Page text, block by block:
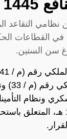
التقاعد
في القطاعات
سن الستين.
1421/9/9 هـ.
ونظام
بالمرسوم الملكي رقم (م / 53)